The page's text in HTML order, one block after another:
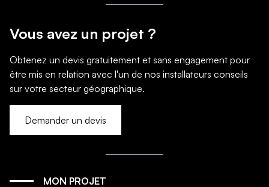
Vous avez un projet ?
Obtenez un devis gratuitement et sans engagement pour
être mis en relation avec l'un de nos installateurs conseils
sur votre secteur géographique.
Demander un devis
MON PROJET